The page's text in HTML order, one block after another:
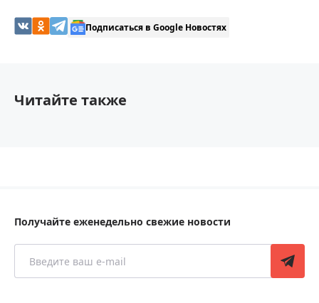
Подписаться в Google Новостях
Читайте также
Получайте еженедельно свежие новости